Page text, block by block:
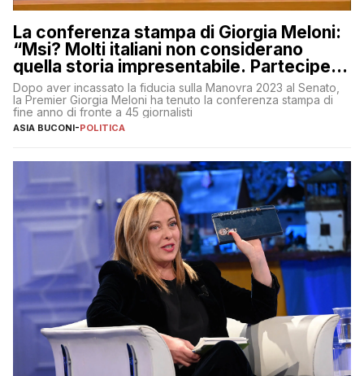
La conferenza stampa di Giorgia Meloni:
“Msi? Molti italiani non considerano
quella storia impresentabile. Parteciperò
al 25 aprile”
Dopo aver incassato la fiducia sulla Manovra 2023 al Senato,
la Premier Giorgia Meloni ha tenuto la conferenza stampa di
fine anno di fronte a 45 giornalisti
ASIA BUCONI-POLITICA